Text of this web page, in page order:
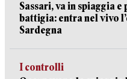
Sassari, va in spiaggia
battigia: entra nel vivo
Sardegna
I controlli